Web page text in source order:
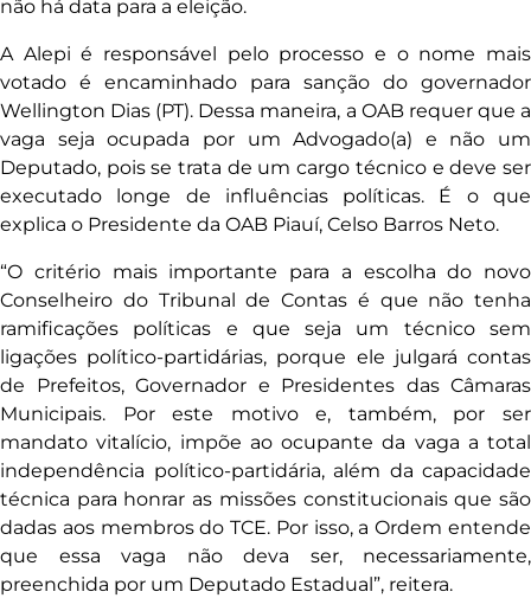
não há data para a eleição.
A Alepi é responsável pelo processo e o nome mais
votado é encaminhado para sanção do governador
Wellington Dias (PT). Dessa maneira, a OAB requer que a
vaga seja ocupada por um Advogado(a) e não um
Deputado, pois se trata de um cargo técnico e deve ser
executado longe de influências políticas. É o que
explica o Presidente da OAB Piauí, Celso Barros Neto.
“O critério mais importante para a escolha do novo
Conselheiro do Tribunal de Contas é que não tenha
ramificações políticas e que seja um técnico sem
ligações político-partidárias, porque ele julgará contas
de Prefeitos, Governador e Presidentes das Câmaras
Municipais. Por este motivo e, também, por ser
mandato vitalício, impõe ao ocupante da vaga a total
independência político-partidária, além da capacidade
técnica para honrar as missões constitucionais que são
dadas aos membros do TCE. Por isso, a Ordem entende
que essa vaga não deva ser, necessariamente,
preenchida por um Deputado Estadual”, reitera.